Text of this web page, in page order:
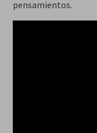
pensamientos.